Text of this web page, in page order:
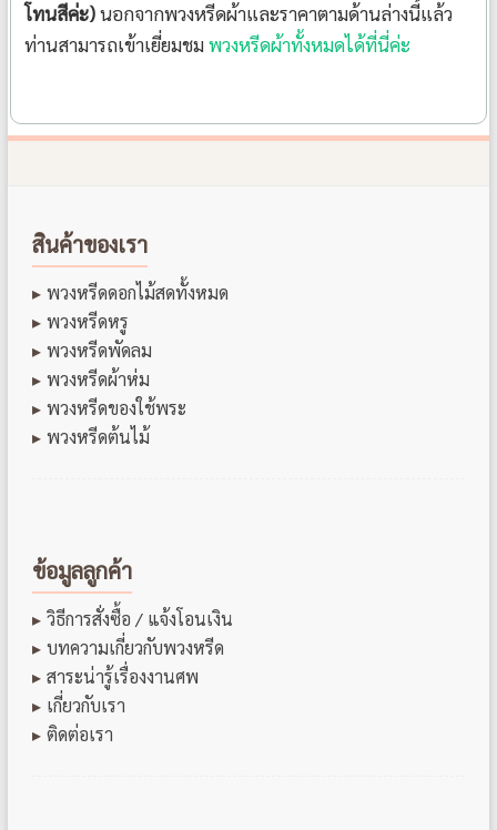
โทนสีค่ะ)นอกจากพวงหรีดผ้าและราคาตามด้านล่างนี้แล้ว
ท่านสามารถเข้าเยี่ยมชมพวงหรีดผ้าทั้งหมดได้ที่นี่ค่ะ
สินค้าของเรา
พวงหรีดดอกไม้สดทั้งหมด
พวงหรีดหรู
พวงหรีดพัดลม
พวงหรีดผ้าห่ม
พวงหรีดของใช้พระ
พวงหรีดต้นไม้
ข้อมูลลูกค้า
วิธีการสั่งซื้อ / แจ้งโอนเงิน
บทความเกี่ยวกับพวงหรีด
สาระน่ารู้เรื่องงานศพ
เกี่ยวกับเรา
ติดต่อเรา